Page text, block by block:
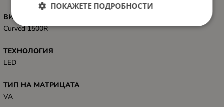
ВИД НА ЕКРАНА
Curved 1500R
ТЕХНОЛОГИЯ
LED
ТИП НА МАТРИЦАТА
VA
ПОКАЖЕТЕ ПОДРОБНОСТИ